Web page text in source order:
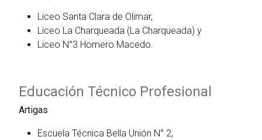
Liceo Santa Clara de Olimar,
Liceo La Charqueada (La Charqueada) y
Liceo N°3 Homero Macedo.
Educación Técnico Profesional
Artigas
Escuela Técnica Bella Unión N° 2,